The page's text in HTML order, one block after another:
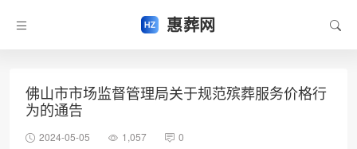
惠葬网
佛山市市场监督管理局关于规范殡葬服务价格行
为的通告
2024-05-05 1,057 0